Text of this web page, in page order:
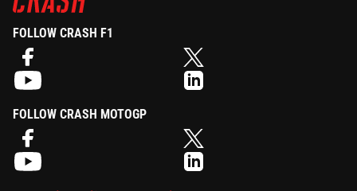
FOLLOW CRASH F1
FOLLOW CRASH MOTOGP